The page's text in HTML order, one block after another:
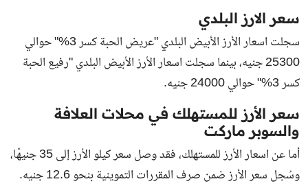
سعر الارز البلدي
سجلت اسعار الأرز الأبيض البلدي "عريض الحبة كسر 3%" حوالي
25300 جنيه، بينما سجلت اسعار الأرز الأبيض البلدي "رفيع الحبة
كسر 3%" حوالي 24000 جنيه.
سعر الأرز للمستهلك في محلات العلافة
والسوبر ماركت
أما عن اسعار الأرز للمستهلك، فقد وصل سعر كيلو الأرز إلى 35 جنيهًا،
وسُجل سعر الأرز ضمن صرف المقررات التموينية بنحو 12.6 جنيه.